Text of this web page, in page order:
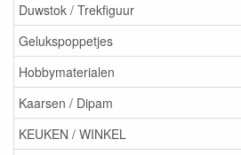
Duwstok / Trekfiguur
Gelukspoppetjes
Hobbymaterialen
Kaarsen / Dipam
KEUKEN / WINKEL